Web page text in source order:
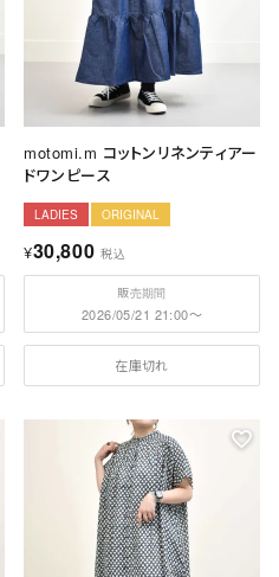
motomi.m コットンリネンティアー
ドワンピース
LADIES ORIGINAL
¥30,800 税込
販売期間
2026/05/21 21:00〜
在庫切れ